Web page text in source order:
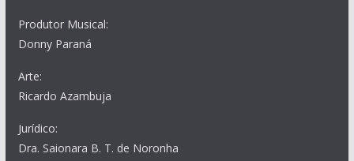
Produtor Musical:
Donny Paraná
Arte:
Ricardo Azambuja
Jurídico:
Dra. Saionara B. T. de Noronha